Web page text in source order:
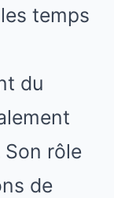
temps
du
Son rôle
de